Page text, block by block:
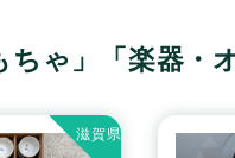
ちゃ」「楽器・
滋賀県